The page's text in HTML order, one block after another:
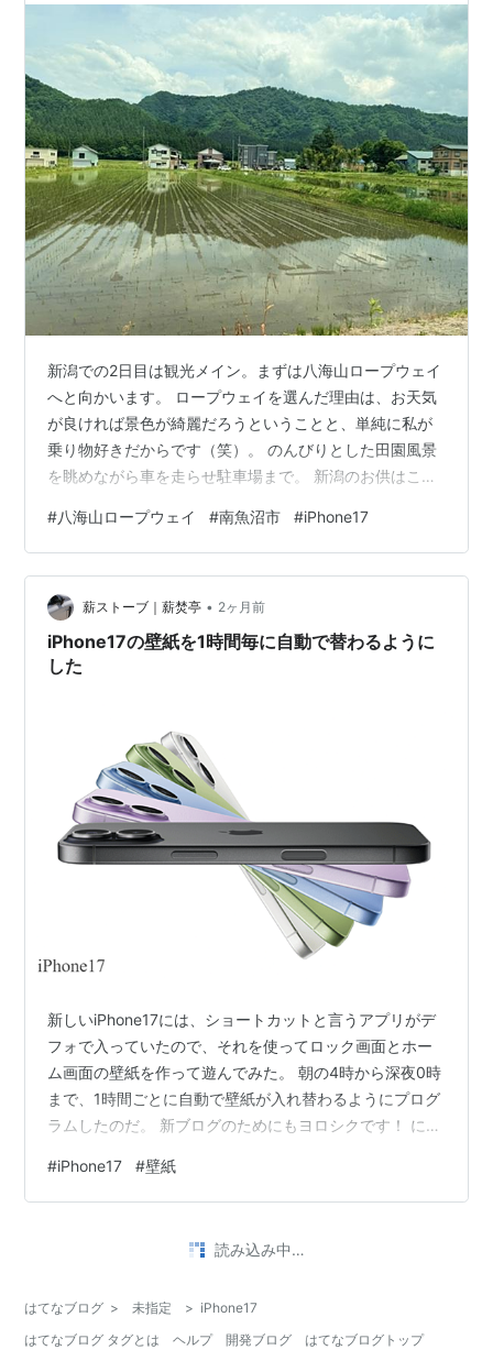
新潟での2日目は観光メイン。まずは八海山ロープウェイ
へと向かいます。 ロープウェイを選んだ理由は、お天気
が良ければ景色が綺麗だろうということと、単純に私が
乗り物好きだからです（笑）。 のんびりとした田園風景
を眺めながら車を走らせ駐車場まで。 新潟のお供はこの
場はガラガラでした。私たちの他に２組しかいませんで
した。 ちょうどロープウェイの出発時刻だったようで、
3組揃って同じゴンドラに乗り込み、山頂を目指します。
…が、この時私のiPhoneに異変が…。 突然フリーズした
ようになり、再起動してもダメ。それどころか、初期画
面（iPhoneのhell…
#八海山ロープウェイ #南魚沼市 #iPhone17
薪ストーブ｜薪焚亭 • 2ヶ月前
iPhone17の壁紙を1時間毎に自動で替わるように
した
新しいiPhone17には、ショートカットと言うアプリがデ
フォで入っていたので、それを使ってロック画面とホー
ム画面の壁紙を作って遊んでみた。 朝の4時から深夜0時
まで、1時間ごとに自動で壁紙が入れ替わるようにプログ
ラムしたのだ。 新ブログのためにもヨロシクです！ にほ
ていたものも含めて10枚、それをランダムに選ばせて1時
間ごとに自動で替わるんだけど、変化があってなかなか
ーも加えようと思ってる。 くだらないと言えばくだらな
よ（笑） この話のつづ…
#iPhone17 #壁紙
fireworks719の日記 2ヶ月前
｜写真もAIもここまで進化した！